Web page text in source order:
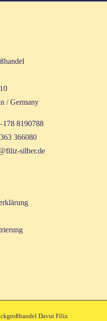
/ Germany
8190788
366080
silber.de
Davut Filiz